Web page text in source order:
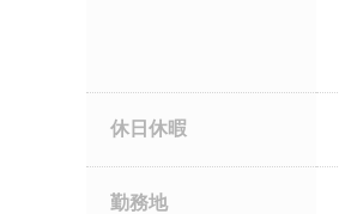
休日休暇
勤務地